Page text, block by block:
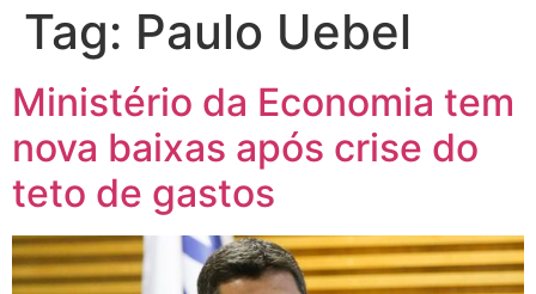
Tag: Paulo Uebel
Ministério da Economia tem
nova baixas após crise do
teto de gastos